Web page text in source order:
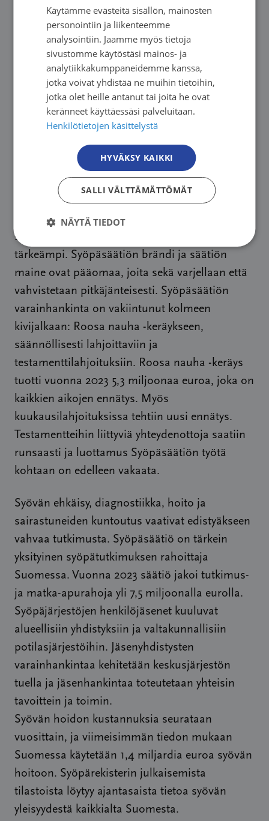
jäsenmaksutuloista (jäsenyhdistykset) ja
omasta varainhankinnasta. Terveyden ja
sosiaalisen hyvinvoinnin edistämisen
valtionavustuksen (STM)
määrärahaehdotuksen valmistelee sosiaali- ja
terveysministeriön osana toimiva Sosiaali- ja
terveysjärjestöjen avustuskeskus (STEA).
Avustuspäätöksen tekee avustusasioista
päättävä ministeri.
Oma ammattimainen varainhankinta
mahdollistaa vakaan rahoituspohjan. Säätiön
rahoittajan rooli Suomen Syöpäyhdistyksen ja
sen jäsenyhdistysten tukijana on entistä
tärkeämpi. Syöpäsäätiön brändi ja säätiön
maine ovat pääomaa, joita sekä varjellaan että
vahvistetaan pitkäjänteisesti. Syöpäsäätiön
varainhankinta on vakiintunut kolmeen
kivijalkaan: Roosa nauha -keräykseen,
säännöllisesti lahjoittaviin ja
testamenttilahjoituksiin. Roosa nauha -keräys
tuotti vuonna 2023 5,3 miljoonaa euroa, joka on
kaikkien aikojen ennätys. Myös
kuukausilahjoituksissa tehtiin uusi ennätys.
Testamentteihin liittyviä yhteydenottoja saatiin
runsaasti ja luottamus Syöpäsäätiön työtä
kohtaan on edelleen vakaata.
Syövän ehkäisy, diagnostiikka, hoito ja
sairastuneiden kuntoutus vaativat edistyäkseen
vahvaa tutkimusta. Syöpäsäätiö on tärkein
yksityinen syöpätutkimuksen rahoittaja
Suomessa. Vuonna 2023 säätiö jakoi tutkimus-
ja matka-apurahoja yli 7,5 miljoonalla eurolla.
Syöpäjärjestöjen henkilöjäsenet kuuluvat
alueellisiin yhdistyksiin ja valtakunnallisiin
potilasjärjestöihin. Jäsenyhdistysten
varainhankintaa kehitetään keskusjärjestön
tuella ja jäsenhankintaa toteutetaan yhteisin
tavoittein ja toimin.
Syövän hoidon kustannuksia seurataan
vuosittain, ja viimeisimmän tiedon mukaan
Suomessa käytetään 1,4 miljardia euroa syövän
hoitoon. Syöpärekisterin julkaisemista
tilastoista löytyy ajantasaista tietoa syövän
yleisyydestä kaikkialta Suomesta.
FINNISH
Käytämme evästeitä sisällön, mainosten
personointiin ja liikenteemme
analysointiin. Jaamme myös tietoja
sivustomme käytöstäsi mainos- ja
analytiikkakumppaneidemme kanssa,
jotka voivat yhdistää ne muihin tietoihin,
jotka olet heille antanut tai joita he ovat
keränneet käyttäessäsi palveluitaan.
Henkilötietojen käsittelystä
HYVÄKSY KAIKKI
SALLI VÄLTTÄMÄTTÖMÄT
NÄYTÄ TIEDOT